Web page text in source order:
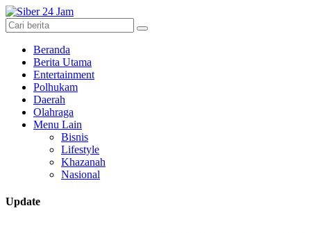
Beranda
Berita Utama
Entertainment
Polhukam
Daerah
Olahraga
Menu Lain
Bisnis
Lifestyle
Khazanah
Nasional
Update